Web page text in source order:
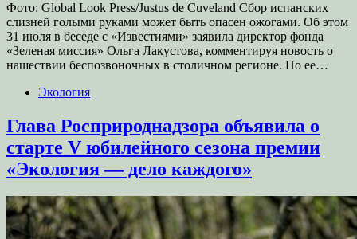
Фото: Global Look Press/Justus de Cuveland Сбор испанских
слизней голыми руками может быть опасен ожогами. Об этом
31 июля в беседе с «Известиями» заявила директор фонда
«Зеленая миссия» Ольга Лакустова, комментируя новость о
нашествии беспозвоночных в столичном регионе. По ее…
Экология
Глава Росприроднадзора объявила о
старте V юбилейного сезона премии
«Экология — дело каждого»